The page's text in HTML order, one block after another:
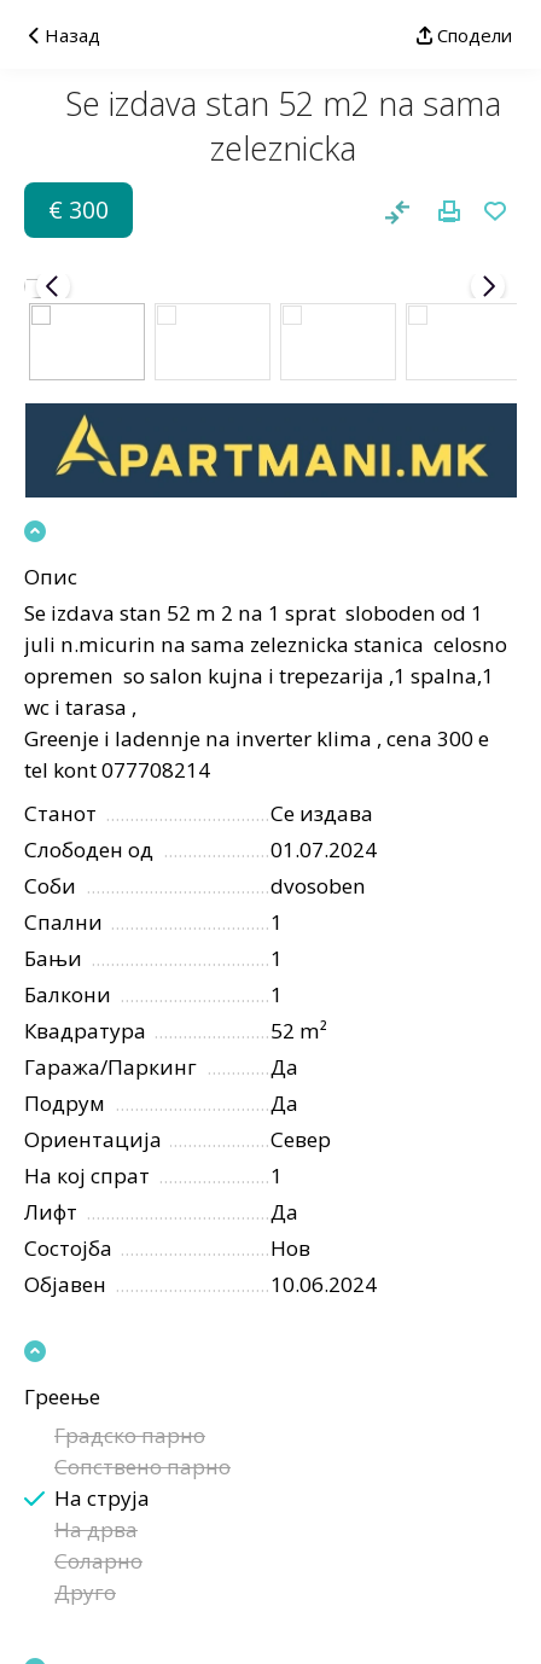
Назад Сподели
Se izdava stan 52 m2 na sama
zeleznicka
€ 300
Опис
Se izdava stan 52 m 2 na 1 sprat sloboden od 1
juli n.micurin na sama zeleznicka stanica celosno
opremen so salon kujna i trepezarija ,1 spalna,1
wc i tarasa ,
Greenje i ladennje na inverter klima , cena 300 e
tel kont 077708214
Станот
Се издава
Слободен од
01.07.2024
Соби
dvosoben
Спални
1
Бањи
1
Балкони
1
Квадратура
52 m²
Гаража/Паркинг
Да
Подрум
Да
Ориентација
Север
На кој спрат
1
Лифт
Да
Состојба
Нов
Објавен
10.06.2024
Греење
Градско парно
Сопствено парно
На струја
На дрва
Соларно
Друго